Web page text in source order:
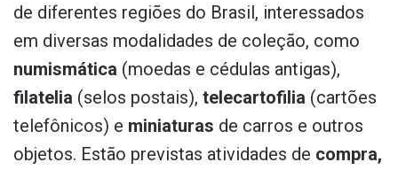
de diferentes regiões do Brasil, interessados
em diversas modalidades de coleção, como
numismática (moedas e cédulas antigas),
filatelia (selos postais), telecartofilia (cartões
telefônicos) e miniaturas de carros e outros
objetos. Estão previstas atividades de compra,